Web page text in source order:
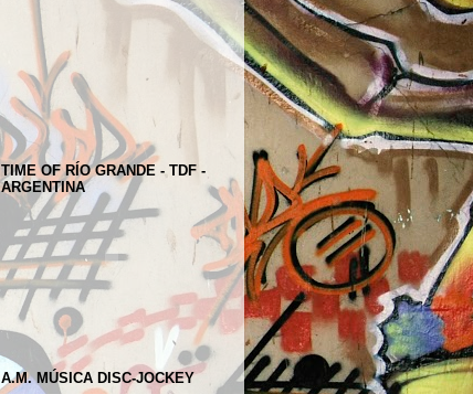
TIME OF RÍO GRANDE - TDF -
ARGENTINA
A.M. MÚSICA DISC-JOCKEY